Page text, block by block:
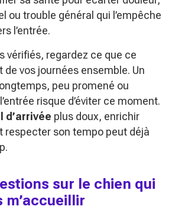
ou trouble général qui l’empêche
l’entrée.
vérifiés, regardez ce que ce
de vos journées ensemble. Un
peu promené ou
risque d’éviter ce moment.
d’arrivée plus doux, enrichir
respecter son tempo peut déjà
sur le chien qui
m’accueillir